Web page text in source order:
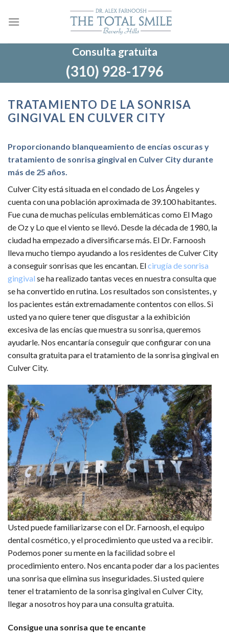
Consulta gratuita
(310) 928-1796
TRATAMIENTO DE LA SONRISA
GINGIVAL EN CULVER CITY
Proporcionando blanqueamiento de encías oscuras y
tratamiento de sonrisa gingival en Culver City durante
más de 25 años.
Culver City está situada en el condado de Los Ángeles y
cuenta con una población aproximada de 39.100 habitantes.
Fue cuna de muchas películas emblemáticas como El Mago
de Oz y Lo que el viento se llevó. Desde la década de 1980, la
ciudad ha empezado a diversificarse más. El Dr. Farnoosh
lleva mucho tiempo ayudando a los residentes de Culver City
a conseguir sonrisas que les encantan. Elcirugía de sonrisa
gingival se ha realizado tantas veces en nuestra consulta que
se ha convertido en rutina. Los resultados son consistentes, y
los pacientes están extremadamente contentos con ellos. Si
usted ya no quiere tener que disgustar a la exhibición
excesiva de las encías que muestra su sonrisa, queremos
ayudarle. Nos encantaría conseguir que configurar con una
consulta gratuita para el tratamiento de la sonrisa gingival en
Culver City.
Usted puede familiarizarse con el Dr. Farnoosh, el equipo
dental cosmético, y el procedimiento que usted va a recibir.
Podemos poner su mente en la facilidad sobre el
procedimiento entero. Nos encanta poder dar a los pacientes
una sonrisa que elimina sus inseguridades. Si usted quiere
tener el tratamiento de la sonrisa gingival en Culver City,
llegar a nosotros hoy para una consulta gratuita.
Consigue una sonrisa que te encante